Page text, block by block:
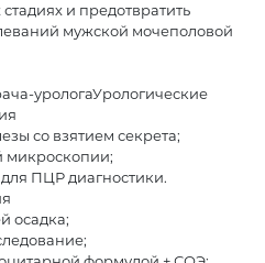
и предотвратить
мужской мочеполовой
урологаУрологические
со взятием секрета;
микроскопии;
ПЦР диагностики.
осадка;